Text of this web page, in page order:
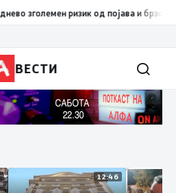
зголемен ризик од појава и брзо
ВЕСТИ
12:46